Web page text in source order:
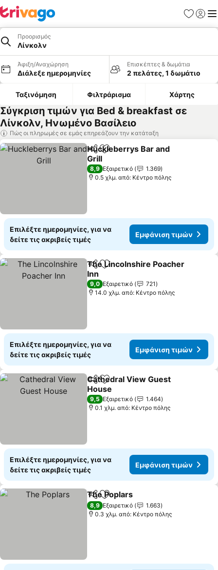
Προορισμός
Λίνκολν
Άφιξη/Αναχώρηση
Διάλεξε ημερομηνίες
Επισκέπτες & δωμάτια
2 πελάτες, 1 δωμάτιο
Ταξινόμηση Φιλτράρισμα Χάρτης
Σύγκριση τιμών για Bed & breakfast σε
Λίνκολν, Ηνωμένο Βασίλειο
Πώς οι πληρωμές σε εμάς επηρεάζουν την κατάταξη
Κοινοποίηση
Προσθήκη στα αγαπημένα
Huckleberrys Bar and
Grill
8,9 Εξαιρετικό
1.369
0.5 χλμ. από: Κέντρο πόλης
Επιλέξτε ημερομηνίες, για να
δείτε τις ακριβείς τιμές
Εμφάνιση τιμών
Κοινοποίηση
Προσθήκη στα αγαπημένα
The Lincolnshire Poacher
Inn
9,0 Εξαιρετικό
721
14.0 χλμ. από: Κέντρο πόλης
Επιλέξτε ημερομηνίες, για να
δείτε τις ακριβείς τιμές
Εμφάνιση τιμών
Κοινοποίηση
Προσθήκη στα αγαπημένα
Cathedral View Guest
House
9,5 Εξαιρετικό
1.464
0.1 χλμ. από: Κέντρο πόλης
Επιλέξτε ημερομηνίες, για να
δείτε τις ακριβείς τιμές
Εμφάνιση τιμών
Κοινοποίηση
Προσθήκη στα αγαπημένα
The Poplars
8,9 Εξαιρετικό
1.663
0.3 χλμ. από: Κέντρο πόλης